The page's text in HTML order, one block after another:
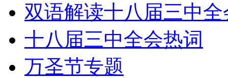
双语解读十八届三中全
十八届三中全会热词
万圣节专题